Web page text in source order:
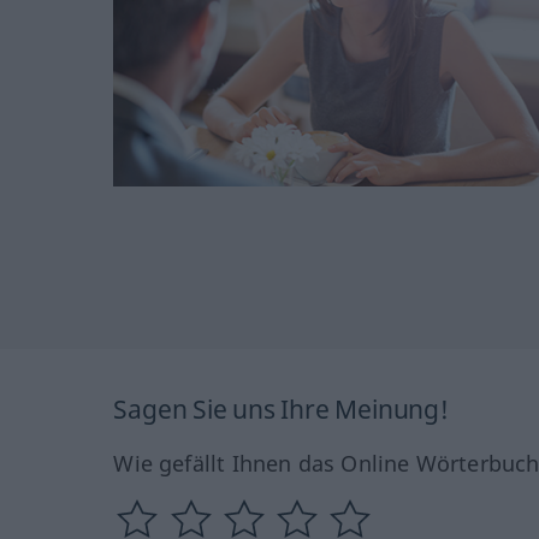
Sagen Sie uns Ihre Meinung!
Wie gefällt Ihnen das Online